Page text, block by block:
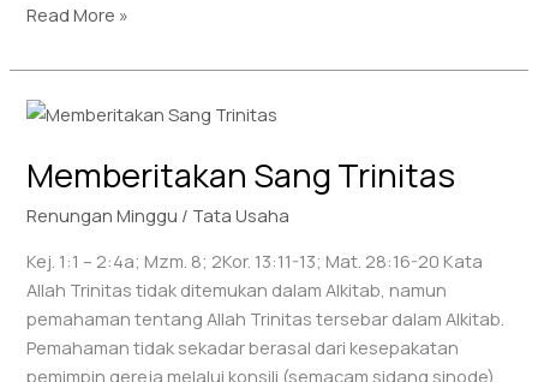
Read More »
Memberitakan Sang Trinitas
Renungan Minggu / Tata Usaha
Kej. 1:1 – 2:4a; Mzm. 8; 2Kor. 13:11-13; Mat. 28:16-20 Kata
Allah Trinitas tidak ditemukan dalam Alkitab, namun
pemahaman tentang Allah Trinitas tersebar dalam Alkitab.
Pemahaman tidak sekadar berasal dari kesepakatan
pemimpin gereja melalui konsili (semacam sidang sinode).
Memberitakan
Trinitas